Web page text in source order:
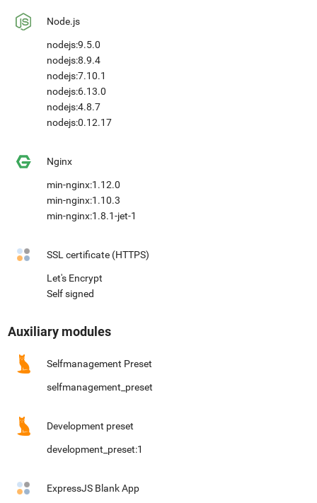
Node.js
nodejs:9.5.0
nodejs:8.9.4
nodejs:7.10.1
nodejs:6.13.0
nodejs:4.8.7
nodejs:0.12.17
Nginx
min-nginx:1.12.0
min-nginx:1.10.3
min-nginx:1.8.1-jet-1
SSL certificate (HTTPS)
Let's Encrypt
Self signed
Auxiliary modules
Selfmanagement Preset
selfmanagement_preset
Development preset
development_preset:1
ExpressJS Blank App